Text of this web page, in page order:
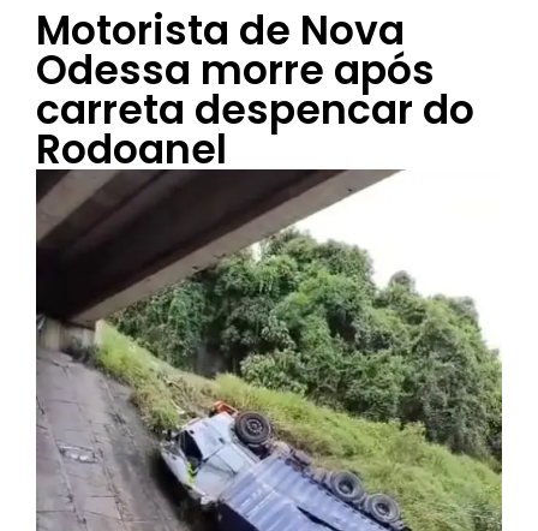
Motorista de Nova
Odessa morre após
carreta despencar do
Rodoanel